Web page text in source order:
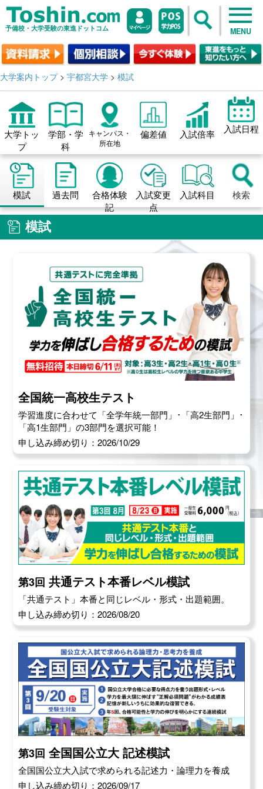
予備校・大学受験の東進ドットコム MENU
大学案内トップ> 宇都宮大学 > 模試
大学トッ
プ
学部・学
科
キャンパス・
所在地
偏差値 入試倍率 入試日程
模試 過去問
合格体験
記
入試変更
点
入試科目 検索
模試
全国統一高校生テスト
学習進度に合わせて「全学年統一部門」･「高2生部門」･
「高1生部門」の3部門を選択可能！
申し込み締め切り：2026/10/29
第3回 共通テスト本番レベル模試
「共通テスト」本番と同じレベル・形式・出題範囲。
申し込み締め切り：2026/08/20
第3回 全国国公立大 記述模試
全国国公立大入試で求められる記述力・論理力を養成
申し込み締め切り：2026/09/17